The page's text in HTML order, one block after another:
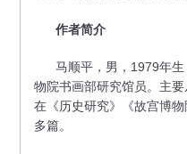
作者简介
马顺平，男，1979年
物院书画部研究馆员。主
在《历史研究》《故宫博
多篇。